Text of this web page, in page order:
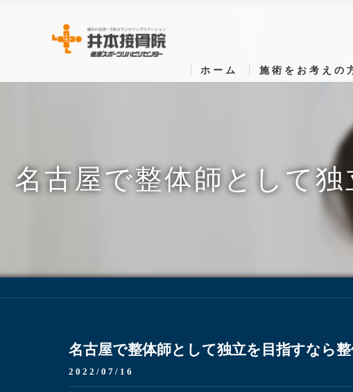
ホーム 施術をお考えの
名古屋で整体師として
名古屋で整体師として独立を目指すなら
2022/07/16